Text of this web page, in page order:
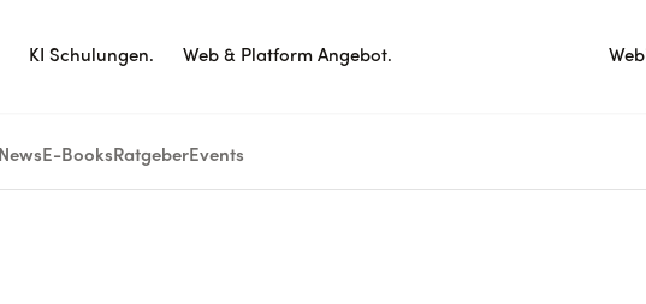
KI Schulungen. Web & Platform Angebot.
News E-Books Ratgeber Events